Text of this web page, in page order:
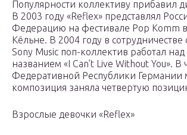
Популярности коллективу прибавил
В 2003 году «Reflex» представлял
Федерацию на фестивале Pop Komm
Кёльне. В 2004 году в сотрудничестве
Sony Music поп-коллектив работал
названием «I Can’t Live Without You». В
Федеративной Республики Германии
композиция заняла четвертую
Взрослые девочки «Reflex»